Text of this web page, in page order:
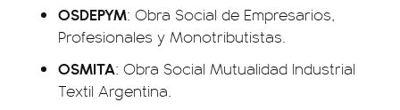
OSDEPYM: Obra Social de Empresarios,
Profesionales y Monotributistas.
OSMITA: Obra Social Mutualidad Industrial
Textil Argentina.